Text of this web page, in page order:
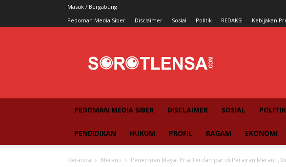
Masuk / Bergabung
Pedoman Media Siber
Disclaimer Sosial Politik REDAKSI Kebijakan
PEDOMAN MEDIA SIBER DISCLAIMER SOSIAL POLITIK
PENDIDIKAN HUKUM PROFIL RAGAM EKONOMI
Beranda Meranti Penemuan Mayat Pria Terdampar di Perairan Meranti,